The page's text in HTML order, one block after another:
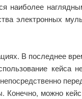
наиболее
электронных
В последнее
кейса
Конечно, можно